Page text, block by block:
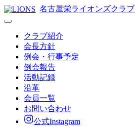
名古屋栄ライオンズクラブ
クラブ紹介
会長方針
例会・行事予定
例会報告
活動記録
沿革
会員一覧
お問い合わせ
公式Instagram